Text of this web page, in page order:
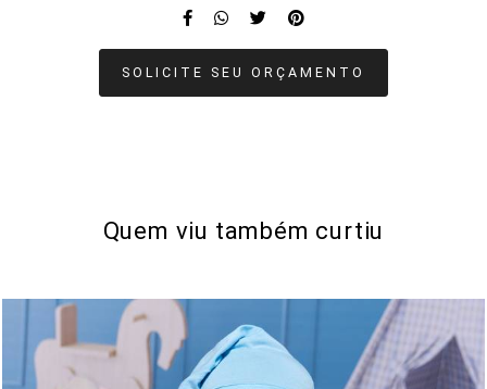
SOLICITE SEU ORÇAMENTO
Quem viu também curtiu